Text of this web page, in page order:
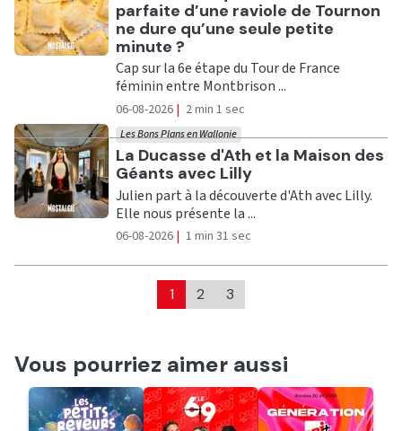
parfaite d’une raviole de Tournon
ne dure qu’une seule petite
minute ?
Cap sur la 6e étape du Tour de France
féminin entre Montbrison ...
06-08-2026 | 2 min 1 sec
Ecouter
La Ducasse d'Ath et la Maison des
Géants avec Lilly
Les Bons Plans en Wallonie
Julien part à la découverte d'Ath avec Lilly.
Elle nous présente la ...
06-08-2026 | 1 min 31 sec
1 2 3
Vous pourriez aimer aussi